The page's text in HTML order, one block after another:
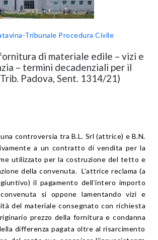
Tribunale Procedura Civile
di materiale edile – vizi e
– termini decadenziali per il
Padova, Sent. 1314/21)
controversia tra B.L. Srl (attrice) e B.N.
a un contratto di vendita per la
utilizzato per la costruzione del tetto e
della convenuta. L’attrice reclama (a
il pagamento dell’intero importo
si oppone lamentando vizi e
del materiale consegnato con richiesta
prezzo della fornitura e condanna
differenza pagata oltre al risarcimento